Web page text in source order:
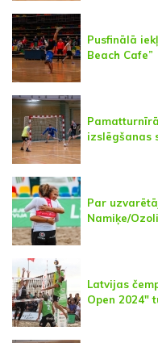
Pusfinālā
Beach Cafe”
izslēgšanas
Par
Namiķe/
Latvijas
Open 2024"